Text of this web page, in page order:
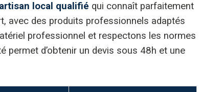
local qualifié qui connaît parfaitement
avec des produits professionnels adaptés
professionnel et respectons les normes
d’obtenir un devis sous 48h et une